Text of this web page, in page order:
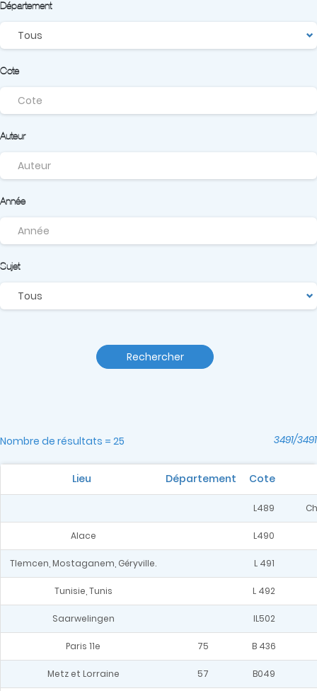
Département
Cote
Auteur
Année
Sujet
Rechercher
Nombre de résultats = 25 3491/3491
Lieu Département Cote
L489
Alace L490
Tlemcen, Mostaganem, Géryville. L 491
Tunisie, Tunis L 492
Saarwelingen lL502
Paris 11e 75 B 436
Metz et Lorraine 57 B049